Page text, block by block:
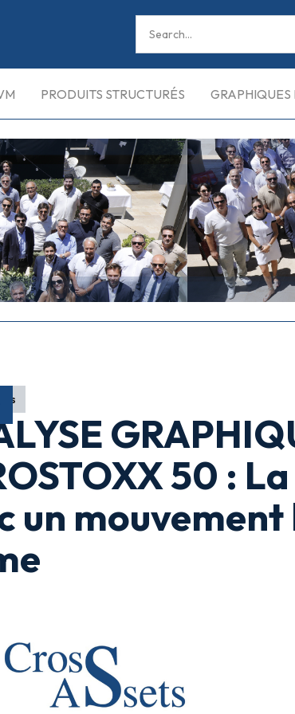
PRODUITS STRUCTURÉS
50 :
un